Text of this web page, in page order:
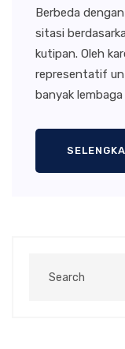
Berbeda
sitasi
kutipan. Oleh
representatif
banyak